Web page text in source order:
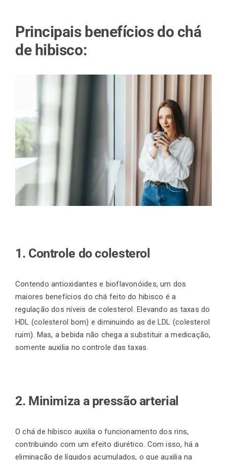
Principais benefícios do chá
de hibisco:
1. Controle do colesterol
Contendo antioxidantes e bioflavonóides, um dos
maiores benefícios do chá feito do hibisco é a
regulação dos níveis de colesterol. Elevando as taxas do
HDL (colesterol bom) e diminuindo as de LDL (colesterol
ruim). Mas, a bebida não chega a substituir a medicação,
somente auxilia no controle das taxas.
2. Minimiza a pressão arterial
O chá de hibisco auxilia o funcionamento dos rins,
contribuindo com um efeito diurético. Com isso, há a
eliminação de líquidos acumulados, o que auxilia na